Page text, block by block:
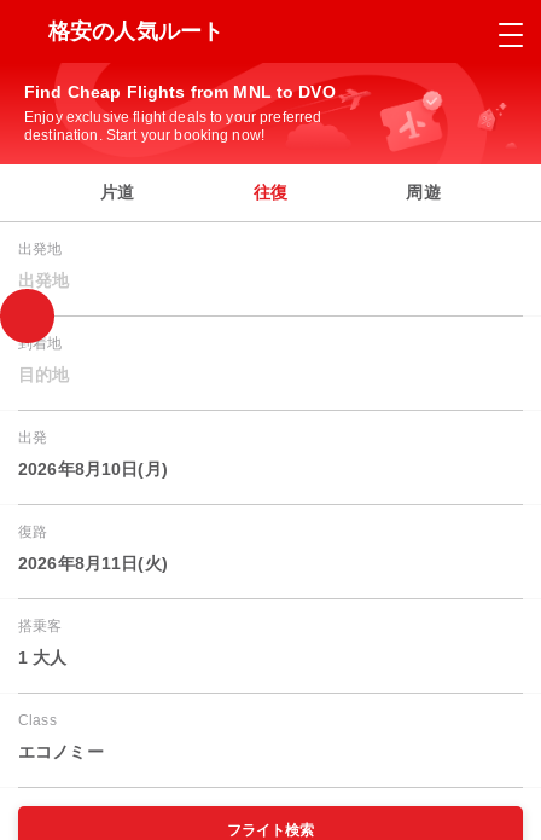
格安の人気ルート
Find Cheap Flights from MNL to DVO
Enjoy exclusive flight deals to your preferred
destination. Start your booking now!
片道 往復 周遊
出発地
出発地
到着地
目的地
出発
2026年8月10日(月)
復路
2026年8月11日(火)
搭乗客
1 大人
Class
エコノミー
フライト検索